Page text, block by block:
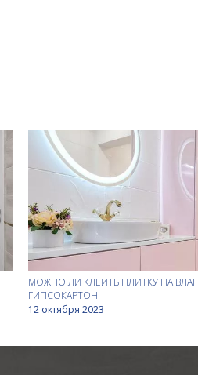
МОЖНО ЛИ КЛЕИТЬ ПЛИТКУ НА
ГИПСОКАРТОН
12 октября 2023